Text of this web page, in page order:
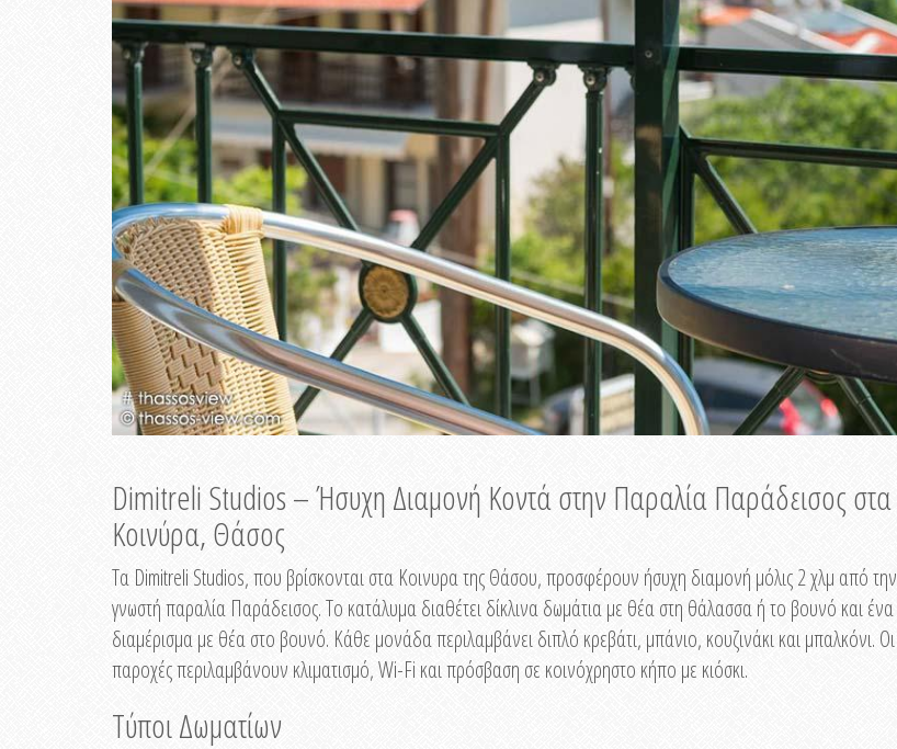
Dimitreli Studios – Ήσυχη Διαμονή Κοντά στην Παραλία Παράδεισος στα
Κοινύρα, Θάσος
Τα Dimitreli Studios, που βρίσκονται στα Κοινυρα της Θάσου, προσφέρουν ήσυχη διαμονή μόλις 2 χλμ από την
γνωστή παραλία Παράδεισος. Το κατάλυμα διαθέτει δίκλινα δωμάτια με θέα στη θάλασσα ή το βουνό και ένα
διαμέρισμα με θέα στο βουνό. Κάθε μονάδα περιλαμβάνει διπλό κρεβάτι, μπάνιο, κουζινάκι και μπαλκόνι. Οι
παροχές περιλαμβάνουν κλιματισμό, Wi-Fi και πρόσβαση σε κοινόχρηστο κήπο με κιόσκι.
Τύποι Δωματίων